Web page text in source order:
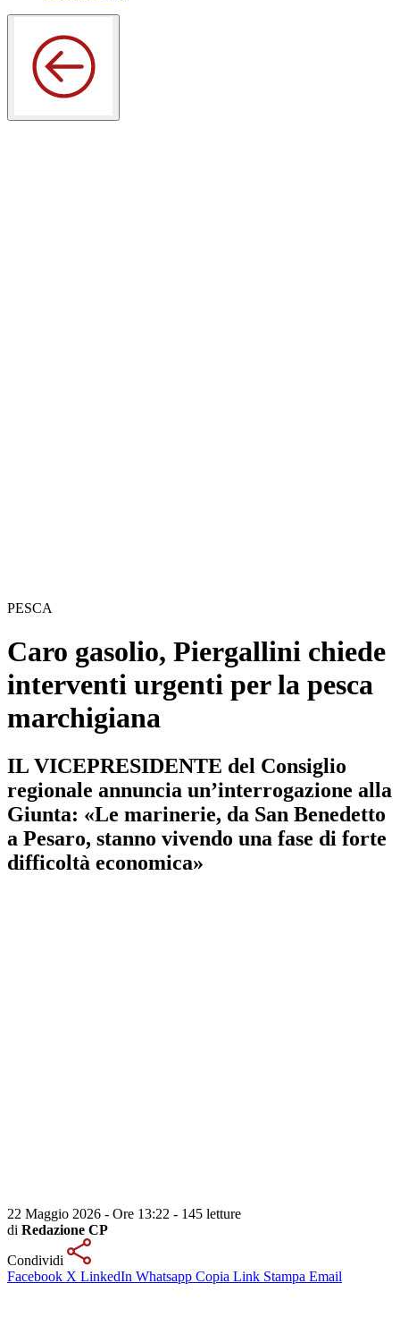
PESCA
Caro gasolio, Piergallini chiede
interventi urgenti per la pesca
marchigiana
IL VICEPRESIDENTE del Consiglio
regionale annuncia un’interrogazione alla
Giunta: «Le marinerie, da San Benedetto
a Pesaro, stanno vivendo una fase di forte
difficoltà economica»
22 Maggio 2026 - Ore 13:22 - 145 letture
di Redazione CP
Condividi
Facebook X LinkedIn Whatsapp Copia Link Stampa Email